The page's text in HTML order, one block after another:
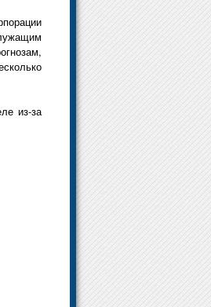
из-за